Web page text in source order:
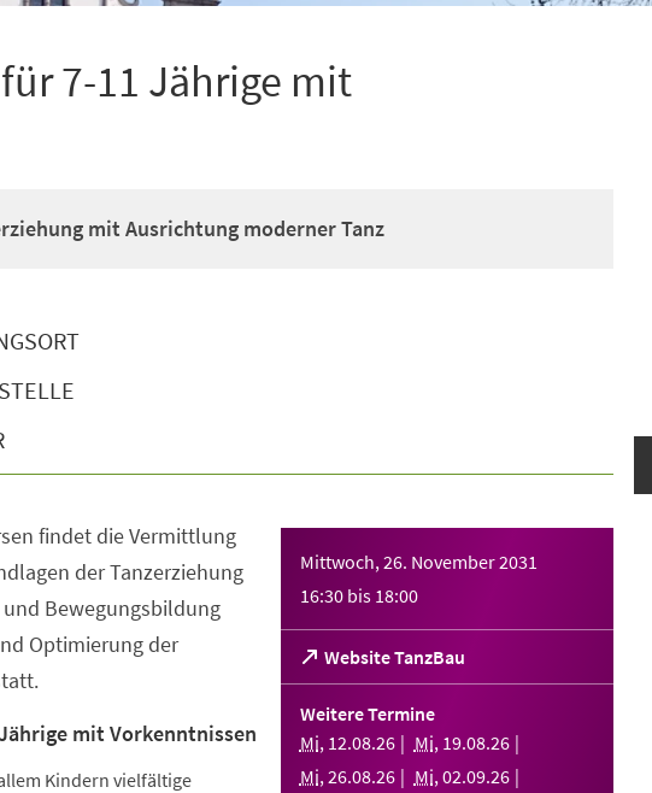
7-11 Jährige mit
mit Ausrichtung moderner Tanz
Mittwoch, 26. November 2031
16:30 bis 18:00
Website TanzBau
(Öffnet
in
einem
neuen
Tab)
Weitere Termine
Mi, 12.08.26 Mi, 19.08.26
Mi,26.08.26 Mi,02.09.26
findet die Vermittlung
der Tanzerziehung
Bewegungsbildung
Optimierung der
mit Vorkenntnissen
Kindern vielfältige